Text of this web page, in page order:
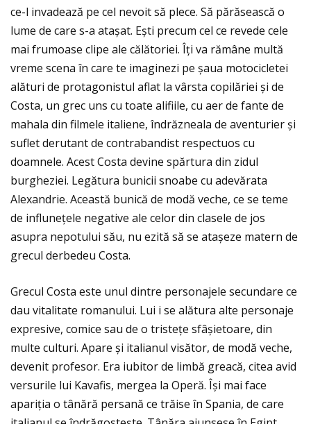
ce-l invadează pe cel nevoit să plece. Să părăsească o
lume de care s-a atașat. Ești precum cel ce revede cele
mai frumoase clipe ale călătoriei. Îţi va rămâne multă
vreme scena în care te imaginezi pe șaua motocicletei
alături de protagonistul aflat la vârsta copilăriei și de
Costa, un grec uns cu toate alifiile, cu aer de fante de
mahala din filmele italiene, îndrăzneala de aventurier și
suflet derutant de contrabandist respectuos cu
doamnele. Acest Costa devine spărtura din zidul
burgheziei. Legătura bunicii snoabe cu adevărata
Alexandrie. Această bunică de modă veche, ce se teme
de influneţele negative ale celor din clasele de jos
asupra nepotului său, nu ezită să se atașeze matern de
grecul derbedeu Costa.
Grecul Costa este unul dintre personajele secundare ce
dau vitalitate romanului. Lui i se alătura alte personaje
expresive, comice sau de o tristeţe sfâșietoare, din
multe culturi. Apare și italianul visător, de modă veche,
devenit profesor. Era iubitor de limbă greacă, citea avid
versurile lui Kavafis, mergea la Operă. Își mai face
apariţia o tânără persană ce trăise în Spania, de care